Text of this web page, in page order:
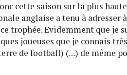
cette saison sur la plus
anglaise a tenu à adresser
trophée. Evidemment que je
joueuses que je connais très
de football) (…) de même